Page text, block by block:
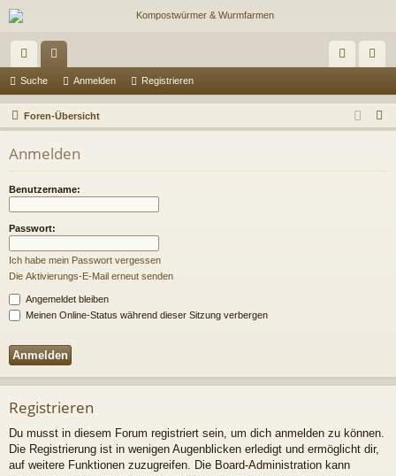
ch
ne
llz
ug
riff
en m
el
ist
rie
Suche Anmelden Registrieren
Foren-Übersicht
u
Anmelden
Benutzername:
Passwort:
Ich habe mein Passwort vergessen
Die Aktivierungs-E-Mail erneut senden
Angemeldet bleiben
Meinen Online-Status während dieser Sitzung verbergen
Registrieren
Du musst in diesem Forum registriert sein, um dich anmelden zu können.
Die Registrierung ist in wenigen Augenblicken erledigt und ermöglicht dir,
auf weitere Funktionen zuzugreifen. Die Board-Administration kann